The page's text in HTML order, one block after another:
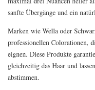
sanfte Übergänge und ein
Marken wie Wella oder
professionellen Colorationen,
eignen. Diese Produkte
gleichzeitig das Haar und
abstimmen.